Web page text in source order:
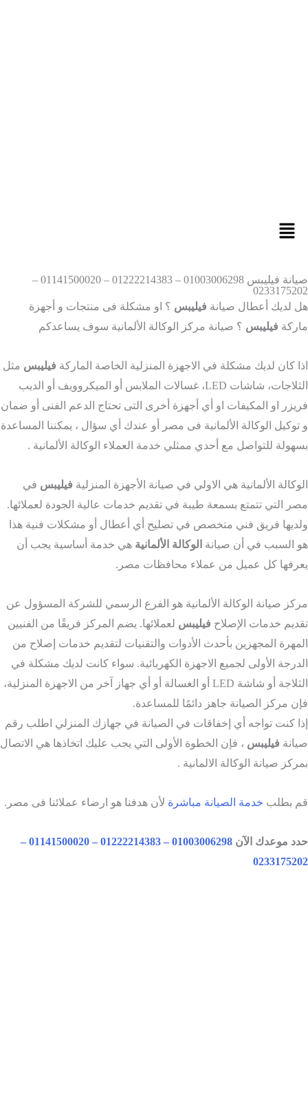
صيانة فيليبس 01003006298 – 01222214383 – 01141500020 –
لديك أعطال صيانةفيليبس ؟ او مشكلة فى منتجات و أجهزة
فيليبس ؟ صيانة مركز الوكالة الألمانية سوف يساعدكم
كان لديك مشكلة في الاجهزة المنزلية الخاصة الماركةفيليبس مثل
الثلاجات، شاشات LED، غسالات الملابس أو الميكروويف أو الديب
او المكيفات او أي أجهزة أخرى التى تحتاج الدعم الفنى أو ضمان
الوكالة الألمانية فى مصر أو عندك أي سؤال ، يمكننا المساعدة
للتواصل مع أحدي ممثلي خدمة العملاء الوكالة الألمانية .
الألمانية هي الاولي في صيانة الأجهزة المنزلية فيليبس في
التي تتمتع بسمعة طيبة في تقديم خدمات عالية الجودة لعملائها.
فريق فني متخصص في تصليح أي أعطال أو مشكلات فنية هذا
السبب في أن صيانةالوكالة الألمانيةهي خدمة أساسية يجب أن
كل عميل من عملاء محافظات مصر.
صيانة الوكالة الألمانية هو الفرع الرسمي للشركة المسؤول عن
خدمات الإصلاحفيليبس لعملائها. يضم المركز فريقًا من الفنيين
المجهزين بأحدث الأدوات والتقنيات لتقديم خدمات إصلاح من
الأولى لجميع الاجهزة الكهربائية. سواء كانت لديك مشكلة في
الثلاجة أو شاشة LED أو الغسالة أو أي جهاز آخر من الاجهزة المنزلية،
مركز الصيانة جاهز دائمًا للمساعدة.
كنت تواجه أي إخفاقات في الصيانة في جهازك المنزلي اطلب رقم
فيليبس ، فإن الخطوة الأولى التي يجب عليك اتخاذها هي الاتصال
صيانة الوكالة الالمانية .
بطلبخدمة الصيانة مباشرة لأن هدفنا هو ارضاء عملائنا فى مصر.
موعدك الآن
01003006298 – 01222214383 – 01141500020 –